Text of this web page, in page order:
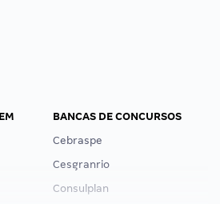
BANCAS DE CONCURSOS
Cebraspe
Cesgranrio
Consulplan